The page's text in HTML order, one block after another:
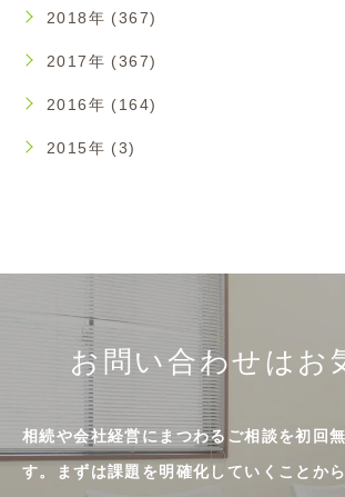
2018年 (367)
2017年 (367)
2016年 (164)
2015年 (3)
お問い合わせはお
相続や会社経営にまつわるご相談を初回
す。まずは課題を明確化していくことか